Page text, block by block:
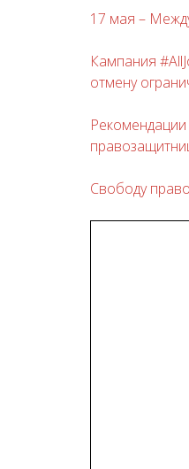
17 мая –
Кампания
отмену
Свободу